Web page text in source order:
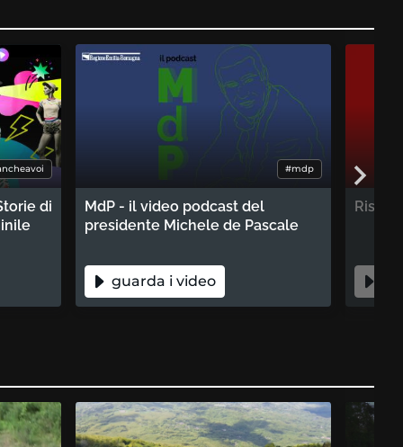
di
#mdp
MdP - il video podcast del
presidente Michele de Pascale
guarda i video